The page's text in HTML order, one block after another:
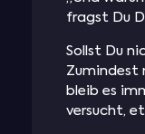
fragst Du
Sollst Du
Zumindest
bleib es
versucht,